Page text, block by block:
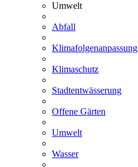
Umwelt
Abfall
Klimafolgenanpassung
Klimaschutz
Stadtentwässerung
Offene Gärten
Umwelt
Wasser